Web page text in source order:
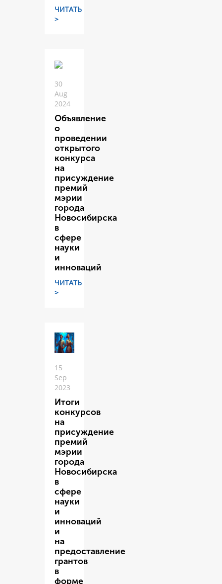
ЧИТАТЬ
>
30
Aug
2024
Объявление
о
проведении
открытого
конкурса
на
присуждение
премий
мэрии
города
Новосибирска
в
сфере
науки
и
инноваций
ЧИТАТЬ
>
15
Sep
2023
Итоги
конкурсов
на
присуждение
премий
мэрии
города
Новосибирска
в
сфере
науки
и
инноваций
и
на
предоставление
грантов
в
форме